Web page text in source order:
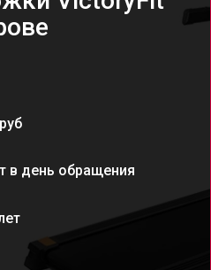
руб
в день обращения